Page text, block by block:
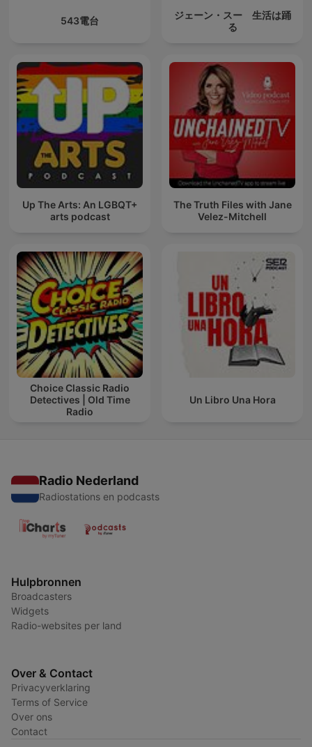
543電台
ジェーン・スー 生活は踊
る
Up The Arts: An LGBQT+
arts podcast
The Truth Files with Jane
Velez-Mitchell
Choice Classic Radio
Detectives | Old Time
Radio
Un Libro Una Hora
Radio Nederland
Radiostations en podcasts
Hulpbronnen
Broadcasters
Widgets
Radio-websites per land
Over & Contact
Privacyverklaring
Terms of Service
Over ons
Contact